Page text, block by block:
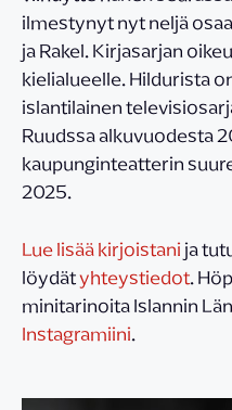
ilmestynyt nyt neljä
ja Rakel. Kirjasarjan
kielialueelle. Hildurista
islantilainen
Ruudssa alkuvuodesta
kaupunginteatterin
2025.
Lue lisää kirjoistanija
löydätyhteystiedot.
minitarinoita Islannin
Instagramiini.